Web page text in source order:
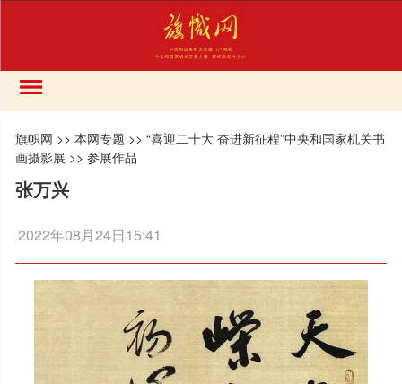
旗帜网 >>本网专题 >>“喜迎二十大 奋进新征程”中央和国家机关书
画摄影展 >>参展作品
张万兴
2022年08月24日15:41